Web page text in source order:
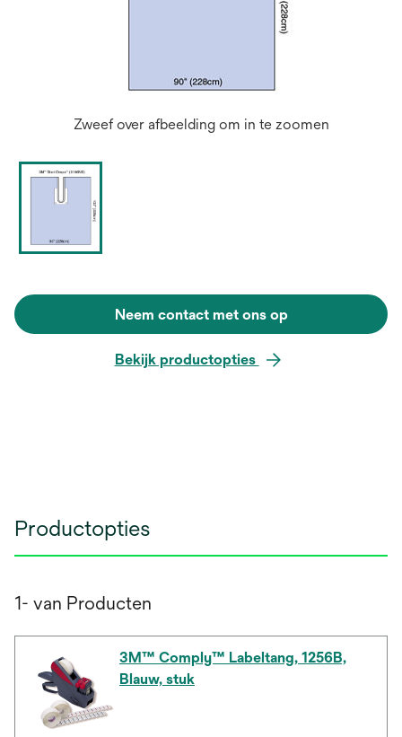
Zweef over afbeelding om in te zoomen
Neem contact met ons op
Bekijk productopties
Productopties
1- van Producten
3M™ Comply™ Labeltang, 1256B,
Blauw, stuk